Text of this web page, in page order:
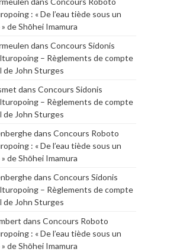
: « De l’eau tiède sous un
de Shōhei Imamura
dans Concours Sidonis
– Règlements de compte
de John Sturges
dans Concours Sidonis
– Règlements de compte
de John Sturges
dans Concours Roboto
: « De l’eau tiède sous un
de Shōhei Imamura
dans Concours Sidonis
– Règlements de compte
de John Sturges
dans Concours Roboto
: « De l’eau tiède sous un
de Shōhei Imamura